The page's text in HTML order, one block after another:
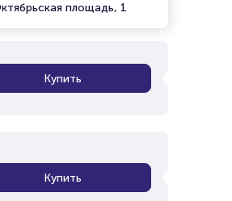
площадь, 1
Купить
Купить